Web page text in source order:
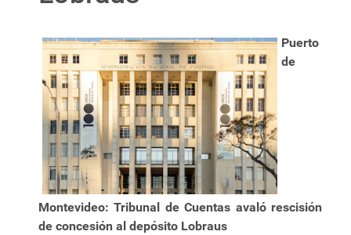
Puerto
de
Montevideo: Tribunal de Cuentas avaló rescisión
de concesión al depósito Lobraus